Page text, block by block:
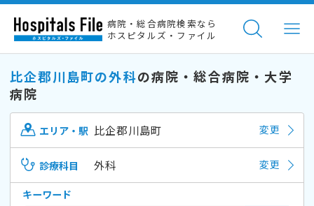
病院・総合病院検索なら
ホスピタルズ・ファイル
比企郡川島町の外科の病院・総合病院・大学
病院
エリア・駅 比企郡川島町 変更
診療科目 外科 変更
キーワード